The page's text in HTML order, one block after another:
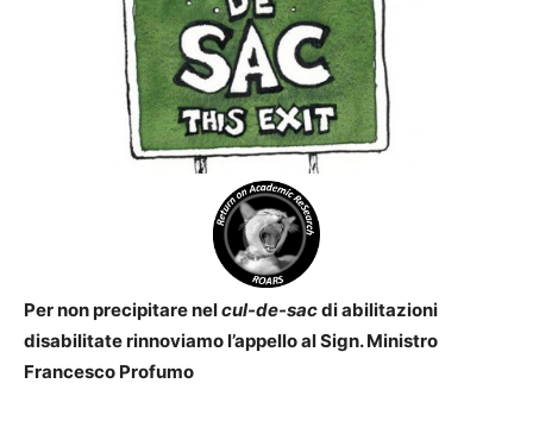
Per non precipitare nelcul-de-sacdi abilitazioni
disabilitate rinnoviamo l’appello al Sign. Ministro
Francesco Profumo